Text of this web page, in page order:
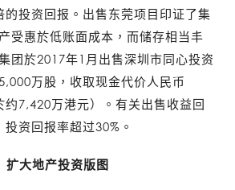
的投资回报。出售东莞项目印证了集
受惠於低账面成本，而储存相当丰
团於2017年1月出售深圳市同心投资
万股，收取现金代价人民币
约7,420万港元）。有关出售收益回
资回报率超过30%。
大地产投资版图